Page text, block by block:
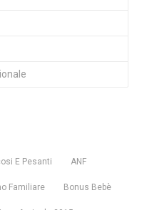
E Pesanti ANF
Familiare Bonus Bebè